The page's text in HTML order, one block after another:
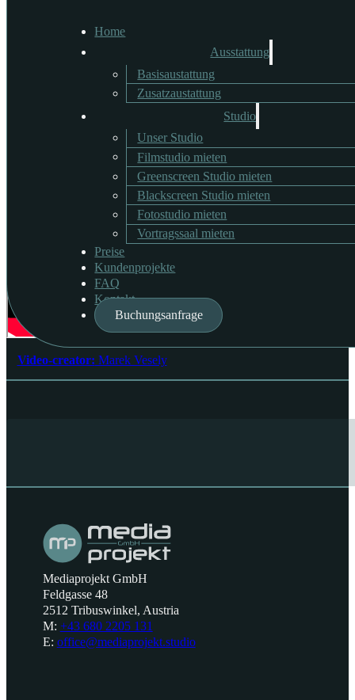
Home
Ausstattung
Basisaustattung
Zusatzaustattung
Studio
Unser Studio
Filmstudio mieten
Greenscreen Studio mieten
Blackscreen Studio mieten
Fotostudio mieten
Vortragssaal mieten
Preise
Kundenprojekte
FAQ
Kontakt
Buchungsanfrage
Greyshadow - In Your
Wir freuen uns, das neueste Musikvideo von “Greyshadow” zu “In
Video-creator: Marek Vesely
Mediaprojekt GmbH
Feldgasse 48
2512 Tribuswinkel, Austria
M: +43 680 2205 131
E: office@mediaprojekt.studio